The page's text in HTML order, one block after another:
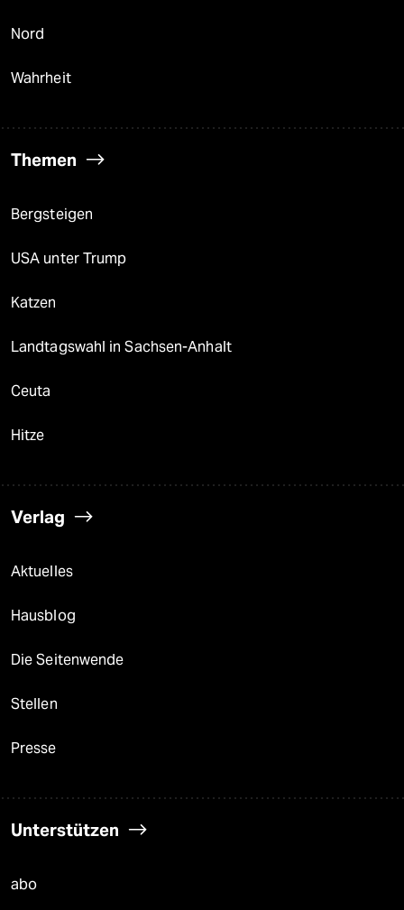
Nord
Wahrheit
Themen
Bergsteigen
USA unter Trump
Katzen
Landtagswahl in Sachsen-Anhalt
Ceuta
Hitze
Verlag
Aktuelles
Hausblog
Die Seitenwende
Stellen
Presse
Unterstützen
abo